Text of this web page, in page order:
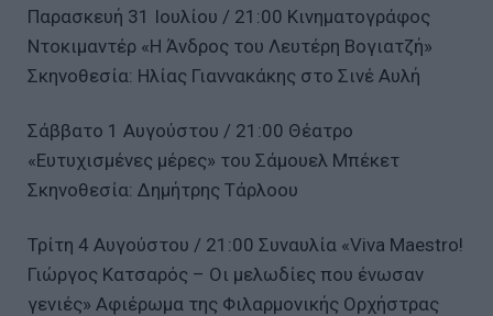
Παρασκευή 31 Ιουλίου / 21:00 Κινηματογράφος
Ντοκιμαντέρ «Η Άνδρος του Λευτέρη Βογιατζή»
Σκηνοθεσία: Ηλίας Γιαννακάκης στο Σινέ Αυλή
Σάββατο 1 Αυγούστου / 21:00 Θέατρο
«Ευτυχισμένες μέρες» του Σάμουελ Μπέκετ
Σκηνοθεσία: Δημήτρης Τάρλοου
Τρίτη 4 Αυγούστου / 21:00 Συναυλία «Viva Maestro!
Γιώργος Κατσαρός – Οι μελωδίες που ένωσαν
γενιές» Αφιέρωμα της Φιλαρμονικής Ορχήστρας